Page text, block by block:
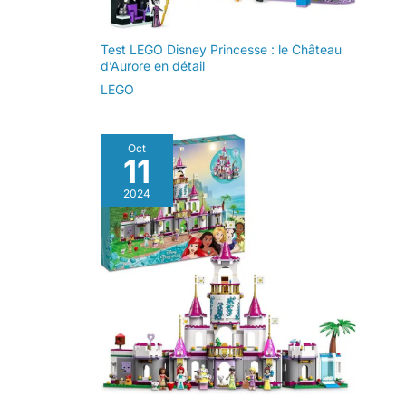
Test LEGO Disney Princesse : le Château
d’Aurore en détail
LEGO
Oct
11
2024